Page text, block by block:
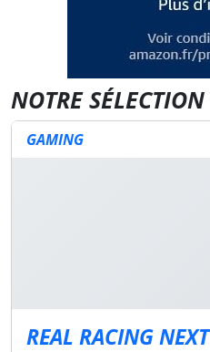
NOTRE SÉLECTION
GAMING
REAL RACING NEXT